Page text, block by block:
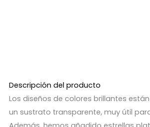
Descripción del producto
Los diseños de colores brillantes
un sustrato transparente, muy útil